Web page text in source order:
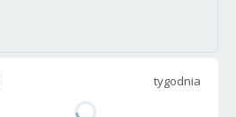
tygodnia